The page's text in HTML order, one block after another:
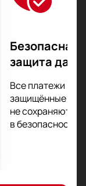
Безопасная
защита
Все платежи
защищённые
не сохраняются
в безопасности.